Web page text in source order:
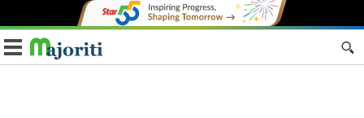
Toggle navigation